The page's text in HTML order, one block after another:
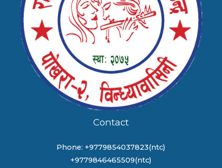
Contact
Phone: +9779854037823(ntc)
+9779846465509(ntc)